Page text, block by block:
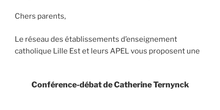
Chers parents,
Le réseau des établissements d’enseignement
catholique Lille Est et leurs APEL vous proposent une
Conférence-débatde Catherine Ternynck